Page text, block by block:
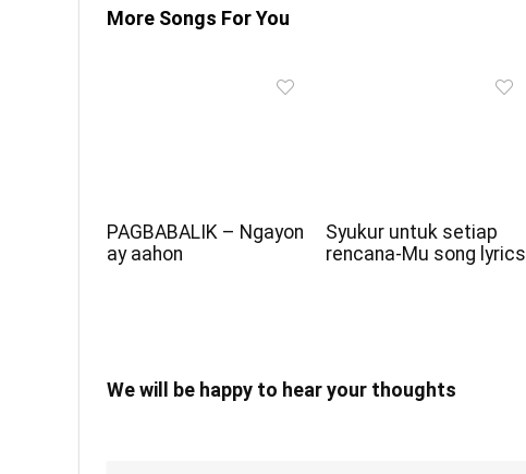
More Songs For You
PAGBABALIK – Ngayon
ay aahon
Syukur untuk setiap
rencana-Mu song lyrics
We will be happy to hear your thoughts